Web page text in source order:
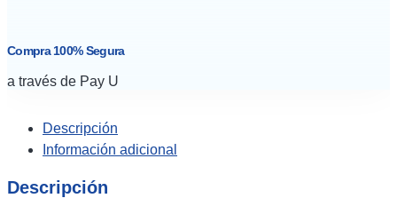
Compra 100% Segura
a través de Pay U
Descripción
Información adicional
Descripción